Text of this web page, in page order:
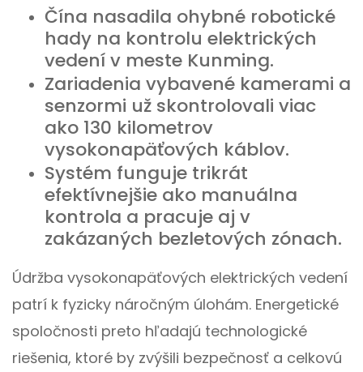
Čína nasadila ohybné robotické
hady na kontrolu elektrických
vedení v meste Kunming.
Zariadenia vybavené kamerami a
senzormi už skontrolovali viac
ako 130 kilometrov
vysokonapäťových káblov.
Systém funguje trikrát
efektívnejšie ako manuálna
kontrola a pracuje aj v
zakázaných bezletových zónach.
Údržba vysokonapäťových elektrických vedení
patrí k fyzicky náročným úlohám. Energetické
spoločnosti preto hľadajú technologické
riešenia, ktoré by zvýšili bezpečnosť a celkovú